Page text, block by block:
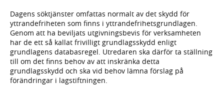
Dagens söktjänster omfattas normalt av det skydd för
yttrandefriheten som finns i yttrandefrihetsgrundlagen.
Genom att ha beviljats utgivningsbevis för verksamheten
har de ett så kallat frivilligt grundlagsskydd enligt
grundlagens databasregel. Utredaren ska därför ta ställning
till om det finns behov av att inskränka detta
grundlagsskydd och ska vid behov lämna förslag på
förändringar i lagstiftningen.